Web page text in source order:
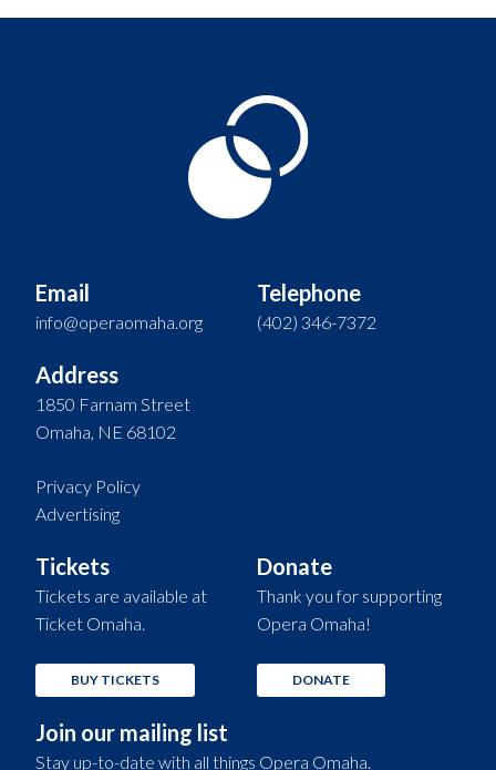
Email
info@operaomaha.org
Telephone
(402) 346-7372
Address
1850 Farnam Street
Omaha, NE 68102
Privacy Policy
Advertising
Tickets
Tickets are available at
Ticket Omaha.
BUY TICKETS
Donate
Thank you for supporting
Opera Omaha!
DONATE
Join our mailing list
Stay up-to-date with all things Opera Omaha.